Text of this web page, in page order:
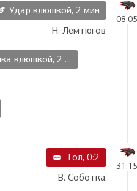
08:05
Удар клюшкой, 2 мин
Н. Лемтюгов
клюшкой, 2 мин
31:15
Гол, 0:2
В. Соботка